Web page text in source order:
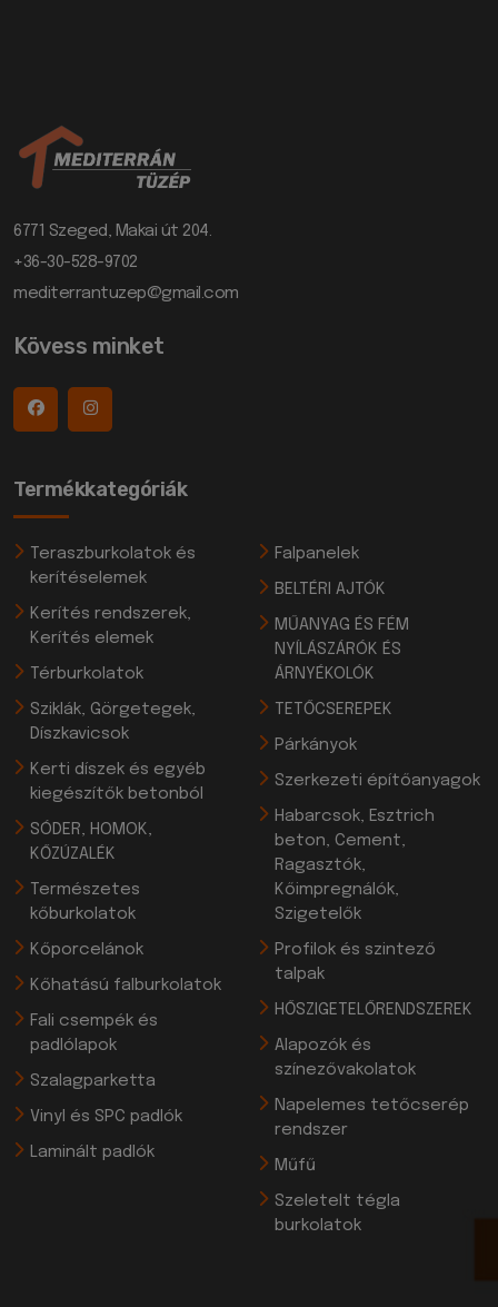
6771 Szeged, Makai út 204.
+36-30-528-9702
mediterrantuzep@gmail.com
Kövess minket
Termékkategóriák
Teraszburkolatok és
kerítéselemek
Kerítés rendszerek,
Kerítés elemek
Térburkolatok
Sziklák, Görgetegek,
Díszkavicsok
Kerti díszek és egyéb
kiegészítők betonból
SÓDER, HOMOK,
KŐZÚZALÉK
Természetes
kőburkolatok
Kőporcelánok
Kőhatású falburkolatok
Fali csempék és
padlólapok
Szalagparketta
Vinyl és SPC padlók
Laminált padlók
Falpanelek
BELTÉRI AJTÓK
MŰANYAG ÉS FÉM
NYÍLÁSZÁRÓK ÉS
ÁRNYÉKOLÓK
TETŐCSEREPEK
Párkányok
Szerkezeti építőanyagok
Habarcsok, Esztrich
beton, Cement,
Ragasztók,
Kőimpregnálók,
Szigetelők
Profilok és szintező
talpak
HŐSZIGETELŐRENDSZEREK
Alapozók és
színezővakolatok
Napelemes tetőcserép
rendszer
Műfű
Szeletelt tégla
burkolatok